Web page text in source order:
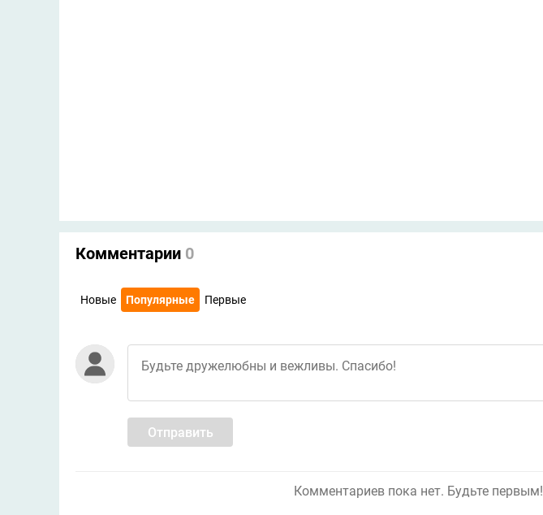
Комментарии 0
Новые Популярные Первые
Отправить
Комментариев пока нет. Будьте первым!